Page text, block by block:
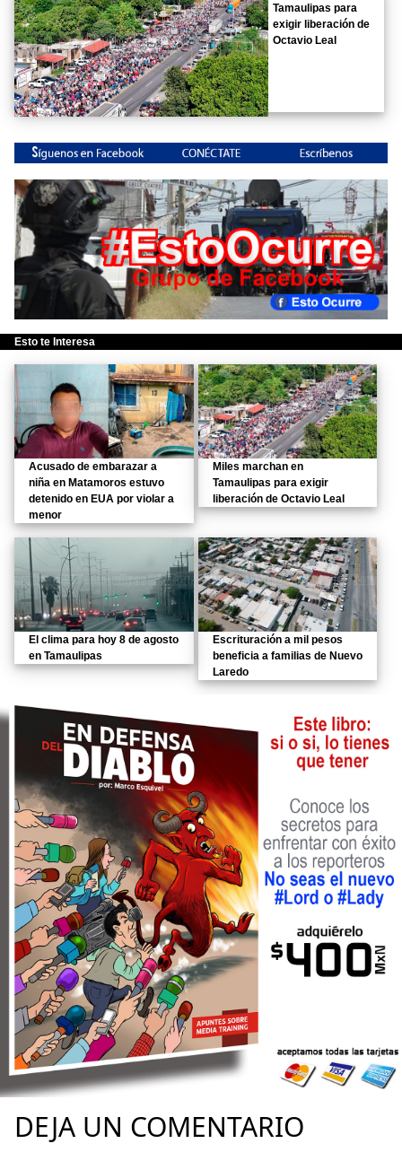
Tamaulipas para
exigir liberación de
Octavio Leal
Esto te Interesa
Acusado de embarazar a
niña en Matamoros estuvo
detenido en EUA por violar a
menor
Miles marchan en
Tamaulipas para exigir
liberación de Octavio Leal
El clima para hoy 8 de agosto
en Tamaulipas
Escrituración a mil pesos
beneficia a familias de Nuevo
Laredo
DEJA UN COMENTARIO